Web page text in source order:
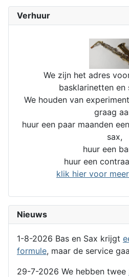
Verhuur
We zijn het adres
basklarinetten en
We houden van
graag
huur een paar maanden
sax,
huur een
huur een
klik hier voor
Nieuws
1-8-2026 Bas en Sax krijgt
formule, maar de service
29-7-2026 We hebben twee